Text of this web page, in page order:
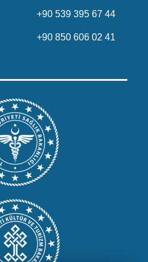
+90 539 395 67 44
+90 850 606 02 41